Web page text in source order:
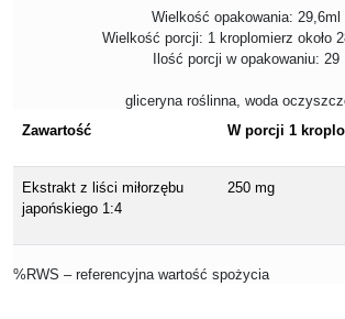
Wielkość opakowania: 29,6ml
Wielkość porcji: 1 kroplomierz około
Ilość porcji w opakowaniu: 29
gliceryna roślinna, woda
Zawartość
W porcji 1
Ekstrakt z liści miłorzębu
japońskiego 1:4
250 mg
%RWS – referencyjna wartość spożycia